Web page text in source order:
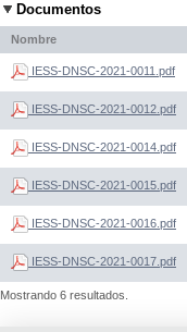
Documentos
Nombre
IESS-DNSC-2021-0011.pdf
IESS-DNSC-2021-0012.pdf
IESS-DNSC-2021-0014.pdf
IESS-DNSC-2021-0015.pdf
IESS-DNSC-2021-0016.pdf
IESS-DNSC-2021-0017.pdf
Mostrando 6 resultados.